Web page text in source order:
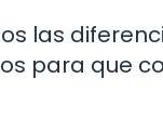
las
para que